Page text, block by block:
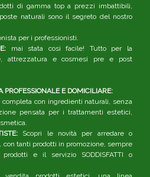
di gamma top a prezzi imbattibili,
naturali sono il segreto del nostro
per i professionisti.
mai stata così facile! Tutto per la
attrezzatura e cosmesi pre e post
PROFESSIONALE E DOMICILIARE:
completa con ingredienti naturali, senza
pensata per i trattamenti estetici,
Scopri le novità per arredare o
con tanti prodotti in promozione, sempre
e il servizio SODDISFATTI o